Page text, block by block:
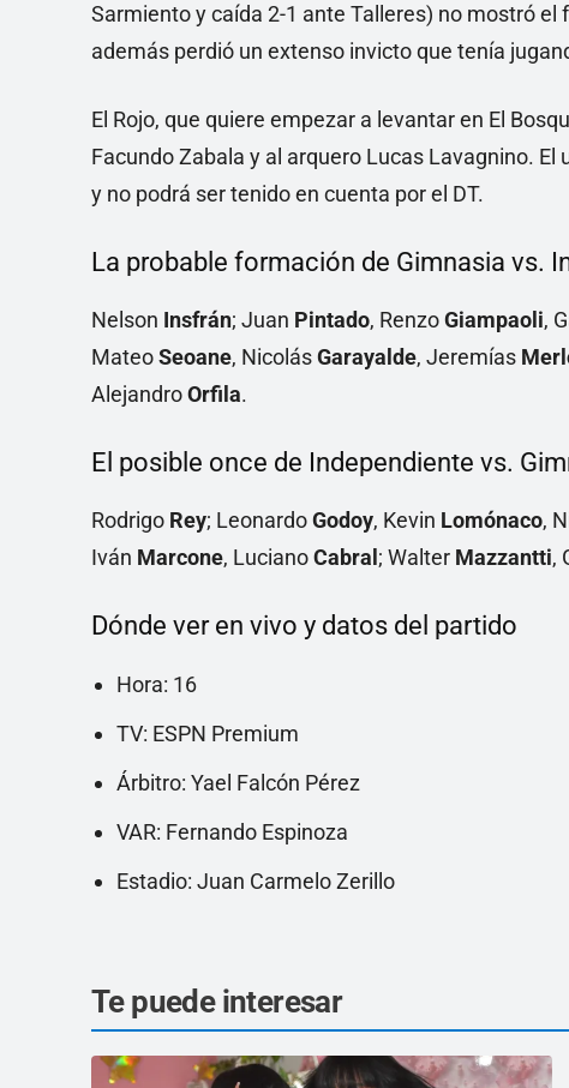
Sarmiento y caída 2-1 ante Talleres) no mostró
además perdió un extenso invicto que tenía
El Rojo, que quiere empezar a levantar en El
Facundo Zabala y al arquero Lucas Lavagnino.
y no podrá ser tenido en cuenta por el DT.
La probable formación de Gimnasia vs.
Nelson Insfrán; Juan Pintado, RenzoGiampaoli,
MateoSeoane, NicolásGarayalde, Jeremías
AlejandroOrfila.
El posible once de Independiente vs.
Rodrigo Rey; LeonardoGodoy, Kevin Lomónaco,
Iván Marcone, LucianoCabral ; Walter Mazzantti,
Dónde ver en vivo y datos del partido
Hora: 16
TV: ESPN Premium
Árbitro: Yael Falcón Pérez
VAR: Fernando Espinoza
Estadio: Juan Carmelo Zerillo
Te puede interesar